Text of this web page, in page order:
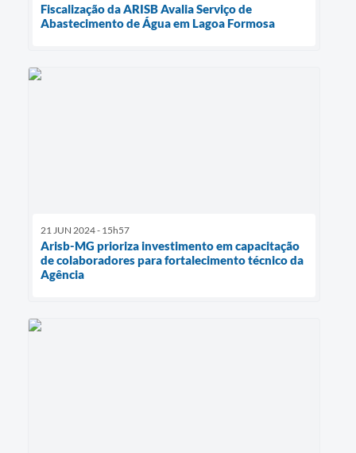
Fiscalização da ARISB Avalia Serviço de
Abastecimento de Água em Lagoa Formosa
21 JUN 2024 - 15h57
Arisb-MG prioriza investimento em capacitação
de colaboradores para fortalecimento técnico da
Agência